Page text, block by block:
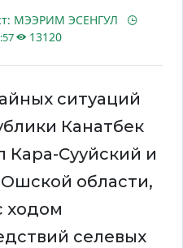
МЭЭРИМ ЭСЕНГУЛ
13120
ситуаций
Канатбек
Кара-Сууйский и
области,
ходом
селевых